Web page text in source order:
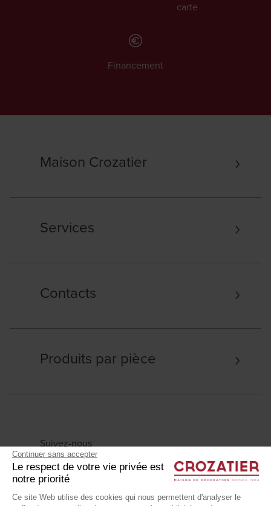
carte
Financement
Maison Crozatier
Services
Contacts
Produits par pièce
Suivez-nous
Continuer sans accepter
Le respect de votre vie privée est
notre priorité
Ce site Web utilise des cookies qui nous permettent d'analyser le